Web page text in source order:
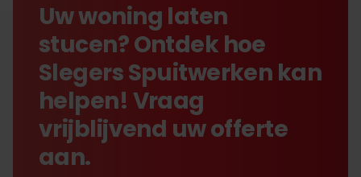
Uw woning laten
stucen? Ontdek hoe
Slegers Spuitwerken kan
helpen! Vraag
vrijblijvend uw offerte
aan.